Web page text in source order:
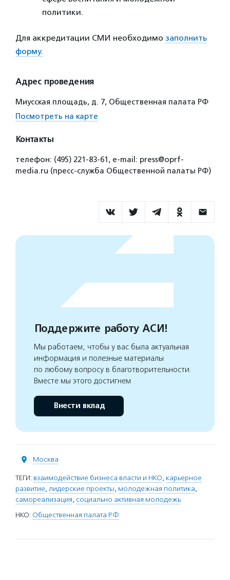
политики.
Для аккредитации СМИ необходимо заполнить
форму.
Адрес проведения
Миусская площадь, д. 7, Общественная палата РФ
Посмотреть на карте
Контакты
телефон: (495) 221-83-61, e-mail: press@oprf-
media.ru (пресс-служба Общественной палаты РФ)
Поддержите работу АСИ!
Мы работаем, чтобы у вас была актуальная
информация и полезные материалы
по любому вопросу в благотворительности.
Вместе мы этого достигнем
Внести вклад
Москва
ТЕГИ: взаимодействие бизнеса власти и НКО, карьерное
развитие, лидерские проекты, молодежная политика,
самореализация, социально активная молодежь
НКО: Общественная палата РФ